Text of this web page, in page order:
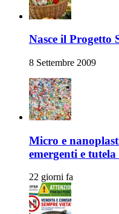
Nasce il Progetto
8 Settembre 2009
Micro e
emergenti e
22 giorni fa